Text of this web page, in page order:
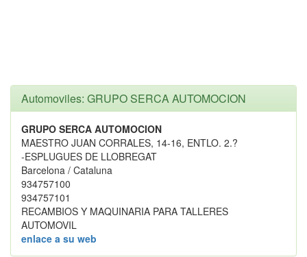
Automoviles: GRUPO SERCA AUTOMOCION
GRUPO SERCA AUTOMOCION
MAESTRO JUAN CORRALES, 14-16, ENTLO. 2.?
-ESPLUGUES DE LLOBREGAT
Barcelona / Cataluna
934757100
934757101
RECAMBIOS Y MAQUINARIA PARA TALLERES
AUTOMOVIL
enlace a su web